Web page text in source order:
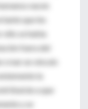
nacen
que les
ello se habla
fuera del
crear un vínculo
la
a que
y se